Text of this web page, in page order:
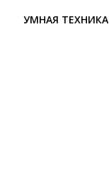
УМНАЯ ТЕХНИКА